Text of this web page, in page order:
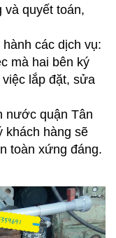
và quyết toán,
các dịch vụ:
mà hai bên ký
lắp đặt, sửa
nước quận Tân
khách hàng sẽ
toàn xứng đáng.